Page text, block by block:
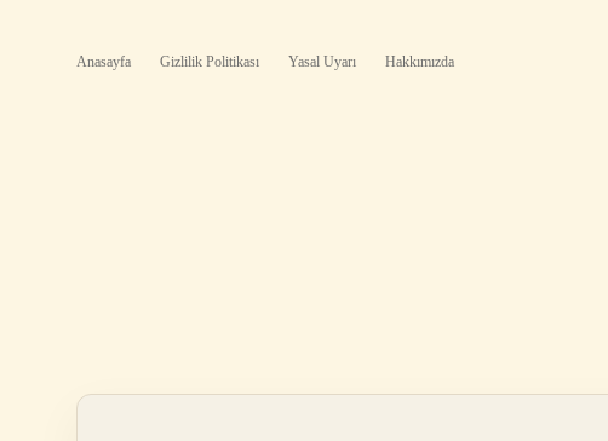
Anasayfa Gizlilik Politikası Yasal Uyarı Hakkımızda